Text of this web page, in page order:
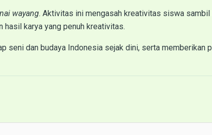
wayang. Aktivitas ini mengasah kreativitas siswa
hasil karya yang penuh kreativitas.
seni dan budaya Indonesia sejak dini, serta memberikan